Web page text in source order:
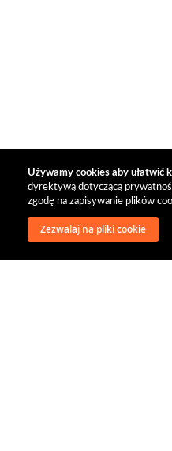
Używamy cookies aby ułatwić
dyrektywą dotyczącą
zgodę na zapisywanie plików
Zezwalaj na pliki cookie